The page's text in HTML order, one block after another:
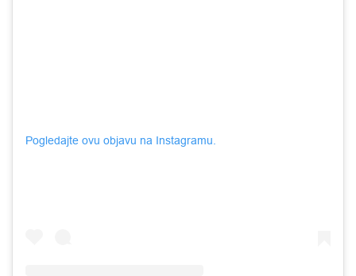
Pogledajte ovu objavu na Instagramu.